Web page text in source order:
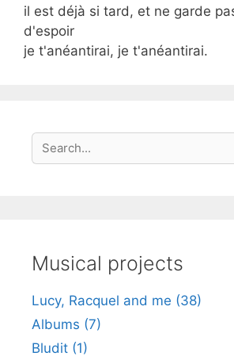
il est déjà si tard, et ne garde
d'espoir
je t'anéantirai, je t'anéantirai.
S
e
h
Search
Musical projects
Lucy, Racquel and me (38)
Albums (7)
Bludit (1)